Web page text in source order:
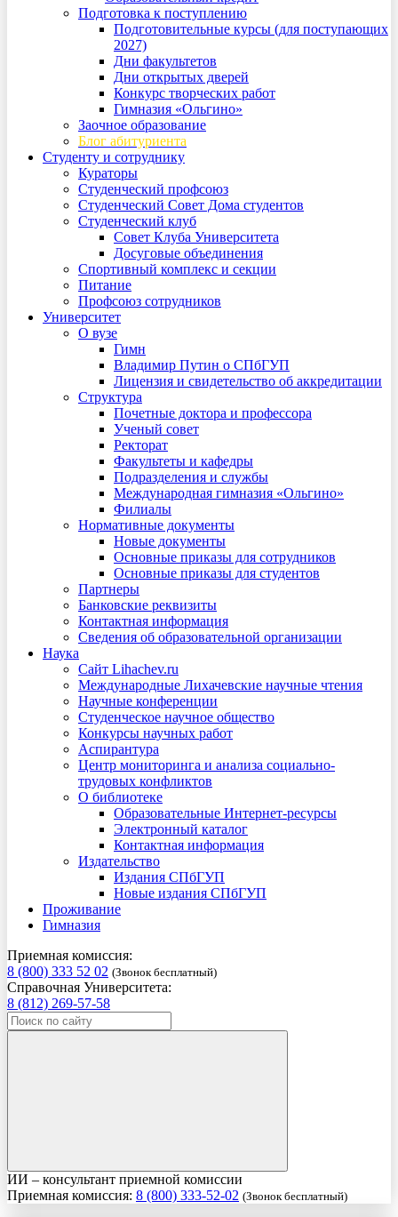
Подготовка к поступлению
Подготовительные курсы (для поступающих
2027)
Дни факультетов
Дни открытых дверей
Конкурс творческих работ
Гимназия «Ольгино»
Заочное образование
Блог абитуриента
Студенту и сотруднику
Кураторы
Студенческий профсоюз
Студенческий Совет Дома студентов
Студенческий клуб
Совет Клуба Университета
Досуговые объединения
Спортивный комплекс и секции
Питание
Профсоюз сотрудников
Университет
О вузе
Гимн
Владимир Путин о СПбГУП
Лицензия и свидетельство об аккредитации
Структура
Почетные доктора и профессора
Ученый совет
Ректорат
Факультеты и кафедры
Подразделения и службы
Международная гимназия «Ольгино»
Филиалы
Нормативные документы
Новые документы
Основные приказы для сотрудников
Основные приказы для студентов
Партнеры
Банковские реквизиты
Контактная информация
Сведения об образовательной организации
Наука
Сайт Lihachev.ru
Международные Лихачевские научные чтения
Научные конференции
Студенческое научное общество
Конкурсы научных работ
Аспирантура
Центр мониторинга и анализа социально-
трудовых конфликтов
О библиотеке
Образовательные Интернет-ресурсы
Электронный каталог
Контактная информация
Издательство
Издания СПбГУП
Новые издания СПбГУП
Проживание
Гимназия
Приемная комиссия:
8 (800) 333 52 02 (Звонок бесплатный)
Справочная Университета:
8 (812) 269-57-58
ИИ – консультант приемной комиссии
Приемная комиссия: 8 (800) 333-52-02 (Звонок бесплатный)